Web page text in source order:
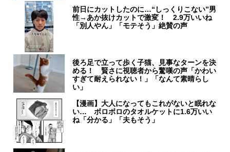
前日にカットしたのに…“しっくりこない”男
性→あか抜けカットで激変！ 2.9万いいね
「別人やん」「モテそう」絶賛の声
後ろ足で立って歩く子猫、見事なターンを決
める！ 賢さに視聴者から驚嘆の声「かわい
すぎて耐えられない！」「なんて素晴らし
い」
【漫画】大人になってもこれがないと眠れな
い… ボロボロのタオルケットに1.6万いい
ね「分かる」「夫もそう」